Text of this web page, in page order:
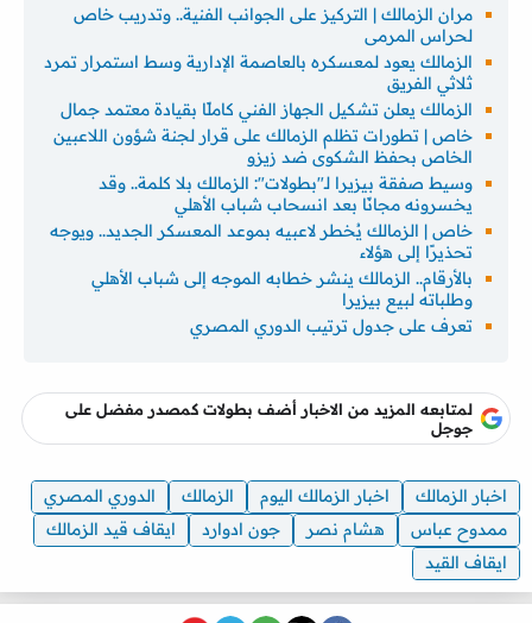
مران الزمالك | التركيز على الجوانب الفنية.. وتدريب خاص
لحراس المرمى
الزمالك يعود لمعسكره بالعاصمة الإدارية وسط استمرار تمرد
ثلاثي الفريق
الزمالك يعلن تشكيل الجهاز الفني كاملًا بقيادة معتمد جمال
خاص | تطورات تظلم الزمالك على قرار لجنة شؤون اللاعبين
الخاص بحفظ الشكوى ضد زيزو
وسيط صفقة بيزيرا لـ"بطولات": الزمالك بلا كلمة.. وقد
يخسرونه مجانًا بعد انسحاب شباب الأهلي
خاص | الزمالك يُخطر لاعبيه بموعد المعسكر الجديد.. ويوجه
تحذيرًا إلى هؤلاء
بالأرقام.. الزمالك ينشر خطابه الموجه إلى شباب الأهلي
وطلباته لبيع بيزيرا
تعرف على جدول ترتيب الدوري المصري
لمتابعه المزيد من الاخبار أضف بطولات كمصدر مفضل على
جوجل
اخبار الزمالك اخبار الزمالك اليوم الزمالك
الدوري المصري
ممدوح عباس
هشام نصر جون ادوارد
ايقاف قيد الزمالك
ايقاف القيد